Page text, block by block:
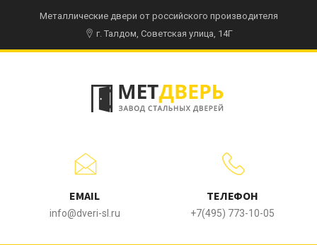
Металлические двери от российского производителя
г. Талдом, Советская улица, 14Г
EMAIL
info@dveri-sl.ru
ТЕЛЕФОН
+7(495) 773-10-05